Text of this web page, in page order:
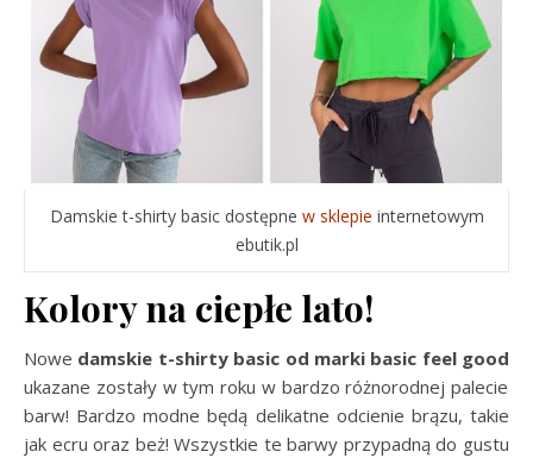
Damskie t-shirty basic dostępne w sklepie internetowym
ebutik.pl
Kolory na ciepłe lato!
Nowe damskie t-shirty basic od marki basic feel good
ukazane zostały w tym roku w bardzo różnorodnej palecie
barw! Bardzo modne będą delikatne odcienie brązu, takie
jak ecru oraz beż! Wszystkie te barwy przypadną do gustu